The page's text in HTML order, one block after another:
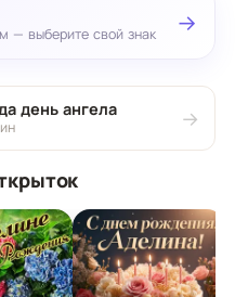
— выберите свой знак →
день ангела →